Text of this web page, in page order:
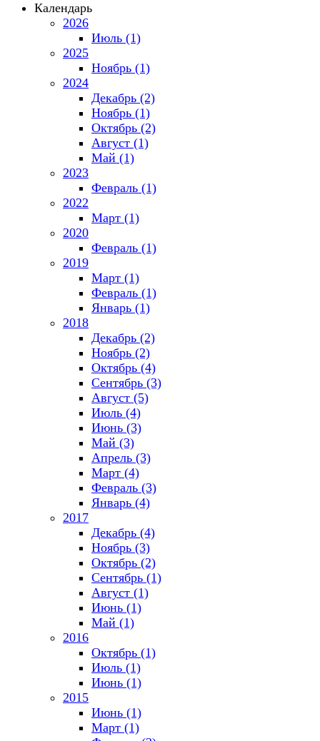
Календарь
2026
Июль (1)
2025
Ноябрь (1)
2024
Декабрь (2)
Ноябрь (1)
Октябрь (2)
Август (1)
Май (1)
2023
Февраль (1)
2022
Март (1)
2020
Февраль (1)
2019
Март (1)
Февраль (1)
Январь (1)
2018
Декабрь (2)
Ноябрь (2)
Октябрь (4)
Сентябрь (3)
Август (5)
Июль (4)
Июнь (3)
Май (3)
Апрель (3)
Март (4)
Февраль (3)
Январь (4)
2017
Декабрь (4)
Ноябрь (3)
Октябрь (2)
Сентябрь (1)
Август (1)
Июнь (1)
Май (1)
2016
Октябрь (1)
Июль (1)
Июнь (1)
2015
Июнь (1)
Март (1)